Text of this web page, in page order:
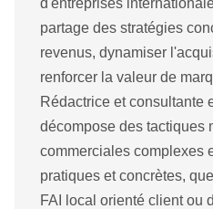
partage des stratégies
revenus, dynamiser
renforcer la valeur de
Rédactrice et consultante
décompose des tactiques
commerciales complexes
pratiques et concrètes,
FAI local orienté client ou